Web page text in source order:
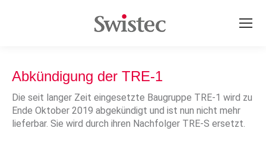
Abkündigung der TRE-1
Die seit langer Zeit eingesetzte Baugruppe TRE-1 wird zu
Ende Oktober 2019 abgekündigt und ist nun nicht mehr
lieferbar. Sie wird durch ihren Nachfolger TRE-S ersetzt.